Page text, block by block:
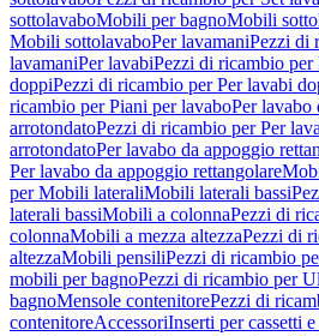
sottolavaboMobili per bagnoMobili
Mobili sottolavaboPer lavamaniPezzi di
lavamaniPer lavabiPezzi di ricambio per
doppiPezzi di ricambio per Per lavabi
ricambio per Piani per lavaboPer lavabo
arrotondatoPezzi di ricambio per Per
arrotondatoPer lavabo da appoggio
Per lavabo da appoggio rettangolare
per Mobili lateraliMobili laterali bassi
laterali bassiMobili a colonnaPezzi di
colonnaMobili a mezza altezzaPezzi di
altezzaMobili pensiliPezzi di ricambio
mobili per bagnoPezzi di ricambio per
bagnoMensole contenitorePezzi di
contenitoreAccessoriInserti per cassetti